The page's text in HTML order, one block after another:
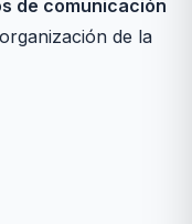
de comunicación
de la